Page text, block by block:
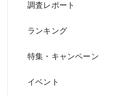
ョ
ン
調査レポート
ランキング
特集・キャンペーン
イベント